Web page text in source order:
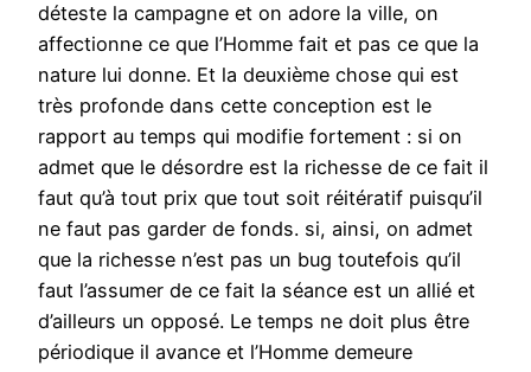
déteste la campagne et on adore la ville, on
affectionne ce que l’Homme fait et pas ce que la
nature lui donne. Et la deuxième chose qui est
très profonde dans cette conception est le
rapport au temps qui modifie fortement : si on
admet que le désordre est la richesse de ce fait il
faut qu’à tout prix que tout soit réitératif puisqu’il
ne faut pas garder de fonds. si, ainsi, on admet
que la richesse n’est pas un bug toutefois qu’il
faut l’assumer de ce fait la séance est un allié et
d’ailleurs un opposé. Le temps ne doit plus être
périodique il avance et l’Homme demeure